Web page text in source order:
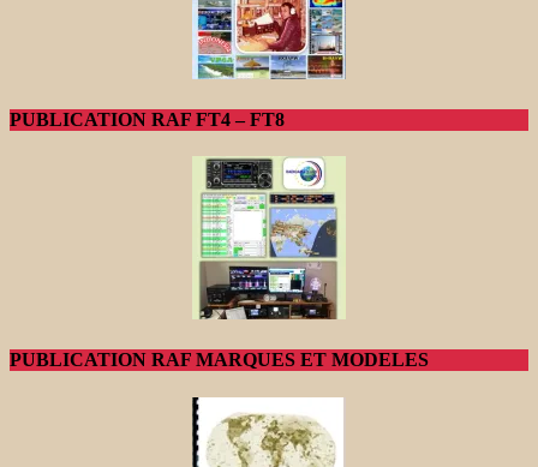
PUBLICATION RAF FT4 – FT8
PUBLICATION RAF MARQUES ET MODELES